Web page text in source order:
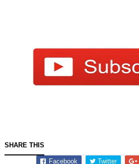
SHARE THIS
Facebook Twitter